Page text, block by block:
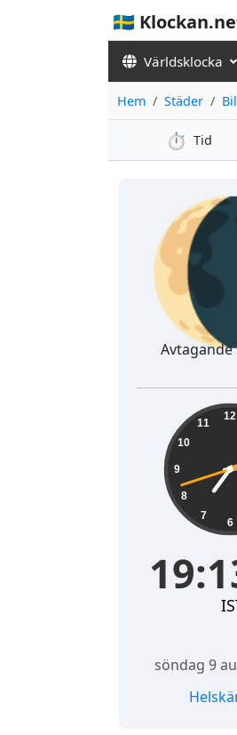
🇸🇪
Världsklocka
Hem Städer
⏱️ Tid
19:13:43 12
6
7
8
9
10
11
söndag 9